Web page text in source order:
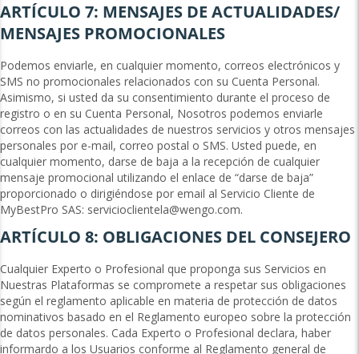
ARTÍCULO 7: MENSAJES DE ACTUALIDADES/
MENSAJES PROMOCIONALES
Podemos enviarle, en cualquier momento, correos electrónicos y
SMS no promocionales relacionados con su Cuenta Personal.
Asimismo, si usted da su consentimiento durante el proceso de
registro o en su Cuenta Personal, Nosotros podemos enviarle
correos con las actualidades de nuestros servicios y otros mensajes
personales por e-mail, correo postal o SMS. Usted puede, en
cualquier momento, darse de baja a la recepción de cualquier
mensaje promocional utilizando el enlace de “darse de baja”
proporcionado o dirigiéndose por email al Servicio Cliente de
MyBestPro SAS: servicioclientela@wengo.com.
ARTÍCULO 8: OBLIGACIONES DEL CONSEJERO
Cualquier Experto o Profesional que proponga sus Servicios en
Nuestras Plataformas se compromete a respetar sus obligaciones
según el reglamento aplicable en materia de protección de datos
nominativos basado en el Reglamento europeo sobre la protección
de datos personales. Cada Experto o Profesional declara, haber
informardo a los Usuarios conforme al Reglamento general de